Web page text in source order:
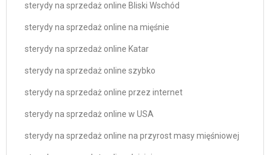
sterydy na sprzedaż online Bliski Wschód
sterydy na sprzedaż online na mięśnie
sterydy na sprzedaż online Katar
sterydy na sprzedaż online szybko
sterydy na sprzedaż online przez internet
sterydy na sprzedaż online w USA
sterydy na sprzedaż online na przyrost masy mięśniowej